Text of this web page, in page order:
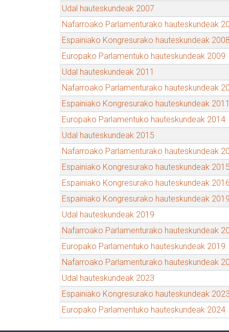
Udal hauteskundeak 2007
Nafarroako Parlamenturako hauteskundeak
Espainiako Kongresurako hauteskundeak 2008
Europako Parlamentuko hauteskundeak 2009
Udal hauteskundeak 2011
Nafarroako Parlamenturako hauteskundeak
Espainiako Kongresurako hauteskundeak 2011
Europako Parlamentuko hauteskundeak 2014
Udal hauteskundeak 2015
Nafarroako Parlamenturako hauteskundeak
Espainiako Kongresurako hauteskundeak 2015
Espainiako Kongresurako hauteskundeak 2016
Espainiako Kongresurako hauteskundeak 2019
Udal hauteskundeak 2019
Nafarroako Parlamenturako hauteskundeak
Europako Parlamentuko hauteskundeak 2019
Nafarroako Parlamenturako hauteskundeak
Udal hauteskundeak 2023
Espainiako Kongresurako hauteskundeak 2023
Europako Parlamentuko hauteskundeak 2024